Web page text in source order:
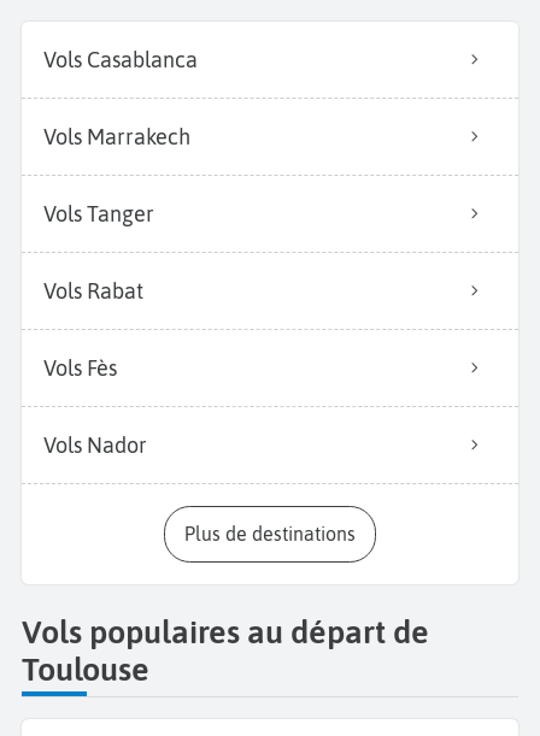
Vols Casablanca
Vols Marrakech
Vols Tanger
Vols Rabat
Vols Fès
Vols Nador
Plus de destinations
Vols populaires au départ de
Toulouse